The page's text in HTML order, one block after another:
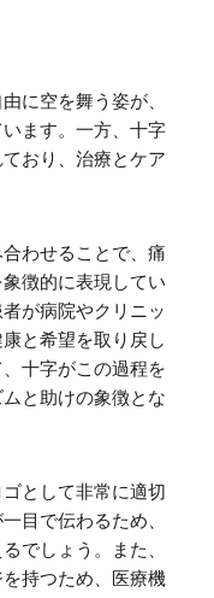
に空を舞う姿が、
ます。一方、十字
おり、治療とケア
わせることで、痛
徴的に表現してい
が病院やクリニッ
と希望を取り戻し
十字がこの過程を
と助けの象徴とな
として非常に適切
目で伝わるため、
でしょう。また、
持つため、医療機